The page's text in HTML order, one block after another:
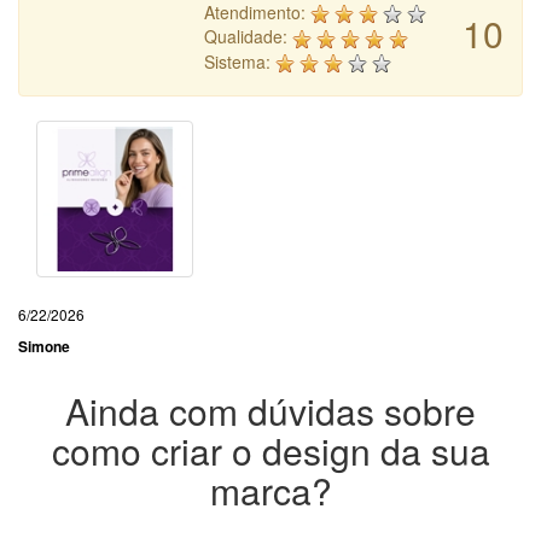
10
Atendimento:
Qualidade:
Sistema:
6/22/2026
Simone
Ainda com dúvidas sobre
como criar o design da sua
marca?